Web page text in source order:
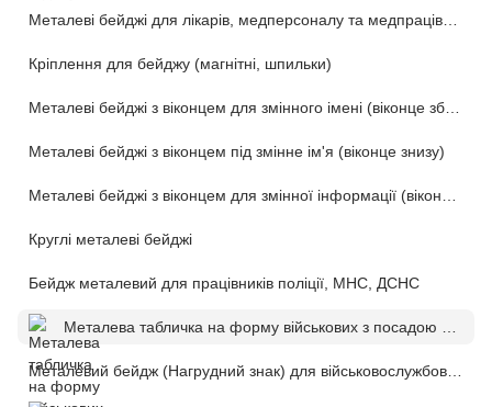
Кріплення для бейджу (магнітні, шпильки)
Металеві бейджі з віконцем під змінне ім'я (віконце знизу)
Круглі металеві бейджі
Бейдж металевий для працівників поліції, МНС, ДСНС